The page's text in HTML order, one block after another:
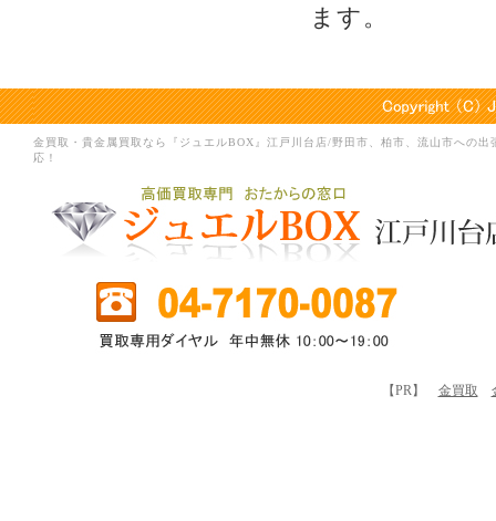
ます。
金買取・貴金属買取なら『ジュエルBOX』江戸川台店/野田市、柏市、流山市への出
応！
【PR】 金買取